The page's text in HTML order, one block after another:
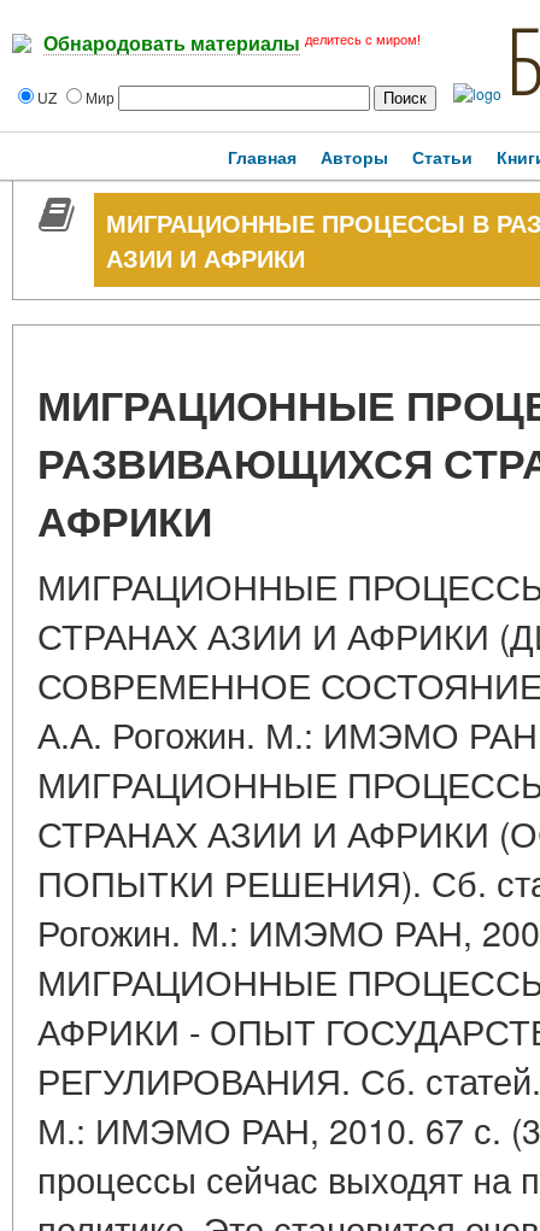
Обнародовать материалы делитесь с миром!
UZ Мир
Главная Авторы Статьи
МИГРАЦИОННЫЕ ПРОЦЕССЫ В
АЗИИ И АФРИКИ
МИГРАЦИОННЫЕ
РАЗВИВАЮЩИХСЯ
АФРИКИ
МИГРАЦИОННЫЕ
СТРАНАХ АЗИИ И АФРИКИ
СОВРЕМЕННОЕ СОСТОЯНИЕ).
А.А. Рогожин. М.: ИМЭМО РАН,
МИГРАЦИОННЫЕ
СТРАНАХ АЗИИ И АФРИКИ
ПОПЫТКИ РЕШЕНИЯ). Сб.
Рогожин. М.: ИМЭМО РАН,
МИГРАЦИОННЫЕ
АФРИКИ - ОПЫТ
РЕГУЛИРОВАНИЯ. Сб.
М.: ИМЭМО РАН, 2010. 67 с.
процессы сейчас выходят на